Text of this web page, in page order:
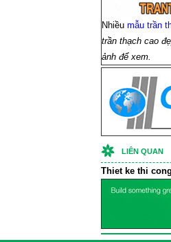
Nhiều mẫu trần
trần thạch cao
ảnh để xem.
LIÊN QUAN
Thiet ke thi cong